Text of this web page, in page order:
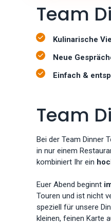
Team
Kulinarische
Neue
Einfach &
Team
Bei der Team Dinner
in nur einem
kombiniert Ihr ein
Euer Abend beginnt
Touren und ist nicht
speziell für unsere
kleinen, feinen Karte